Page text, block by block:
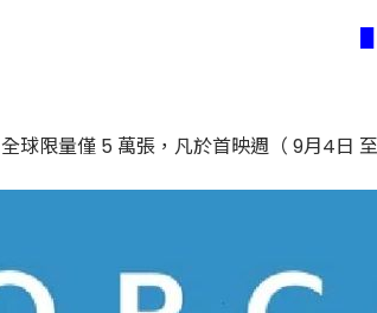
全球限量僅 5 萬張，凡於首映週（ 9月4日